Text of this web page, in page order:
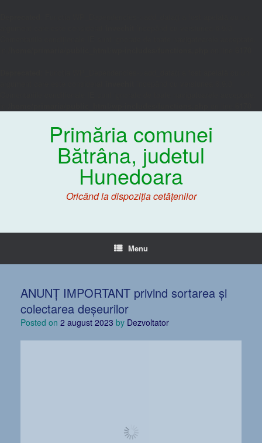
Primăria comunei
Bătrâna, judetul
Hunedoara
Oricând la dispoziția cetățenilor
Menu
ANUNȚ IMPORTANT privind sortarea și
colectarea deșeurilor
Posted on 2 august 2023 by Dezvoltator